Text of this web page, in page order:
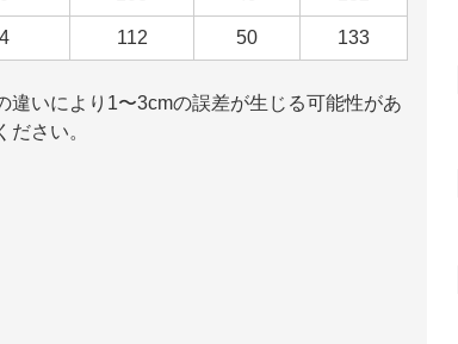
112 50 133
いにより1〜3cmの誤差が生じる可能性があ
さい。